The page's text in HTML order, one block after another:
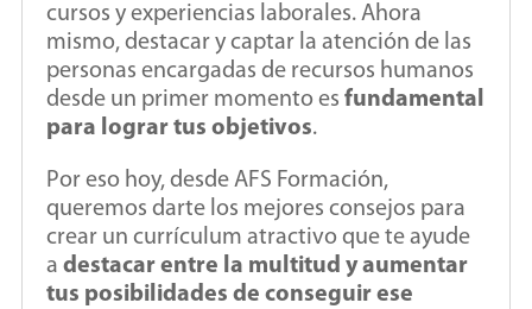
cursos y experiencias laborales. Ahora
mismo, destacar y captar la atención de las
personas encargadas de recursos humanos
desde un primer momento es fundamental
para lograr tus objetivos.
Por eso hoy, desde AFS Formación,
queremos darte los mejores consejos para
crear un currículum atractivo que te ayude
a destacar entre la multitud y aumentar
tus posibilidades de conseguir ese